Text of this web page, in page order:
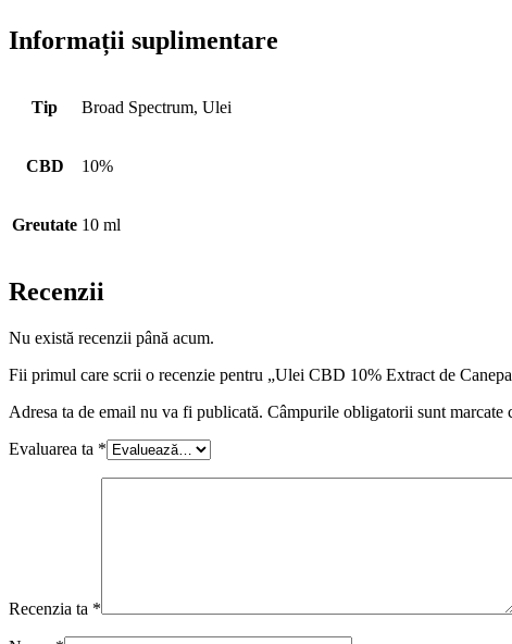
Informații suplimentare
Tip Broad Spectrum, Ulei
CBD 10%
Greutate 10 ml
Recenzii
Nu există recenzii până acum.
Fii primul care scrii o recenzie pentru „Ulei CBD 10% Extract de
Adresa ta de email nu va fi publicată. Câmpurile obligatorii sunt marcate
Evaluarea ta *
Recenzia ta *